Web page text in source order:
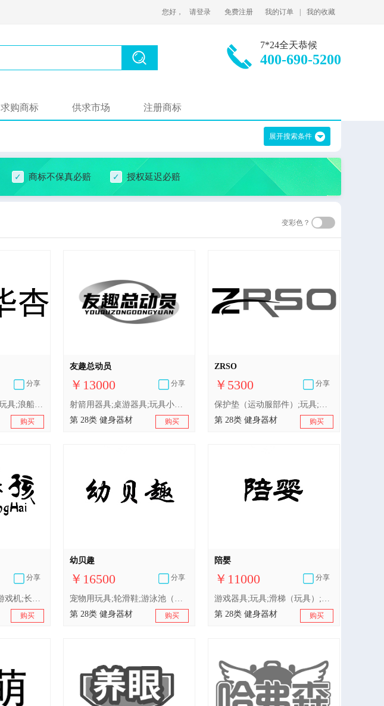
您好， 请登录 免费注册 我的订单 我的收藏
7*24全天恭候
400-690-5200
求购商标 供求市场 注册商标
展开搜索条件
商标不保真必赔 授权延迟必赔
变彩色？
分享
木偶;回力镖;健身床;玩具;浪船;秋千;拉力器;滑梯（玩具）;棒球棍;游戏机
购买
友趣总动员
￥13000 分享
射箭用器具;桌游器具;玩具小屋;游戏机;蹦床;玩具;钓鱼用具;体育活动用球;保护垫（运动服部件）;滑梯（游乐设施）
第 28类 健身器材
购买
ZRSO
￥5300 分享
保护垫（运动服部件）;玩具;游泳池（娱乐用品）;钓鱼用具;滑梯（游乐设施）;体育活动器械;锻炼身体器械;棋;射箭用器具;体育活动用球
第 28类 健身器材
购买
分享
玩具;积木（玩具）;游戏机;长毛绒玩具;棋;球拍;滑雪板;旱冰鞋;轮滑鞋;滑梯（玩具）
购买
幼贝趣
￥16500 分享
宠物用玩具;轮滑鞋;游泳池（娱乐用品）;钓鱼用具;拼图玩具;滑梯（玩具）;游戏机;玩具;积木（玩具）;智能玩具
第 28类 健身器材
购买
陪婴
￥11000 分享
游戏器具;玩具;滑梯（玩具）;玩具车;玩具熊;婴儿玩具;幼儿用三轮脚踏车（玩具）;玩具机器人;钓鱼用具;智能玩具
第 28类 健身器材
购买